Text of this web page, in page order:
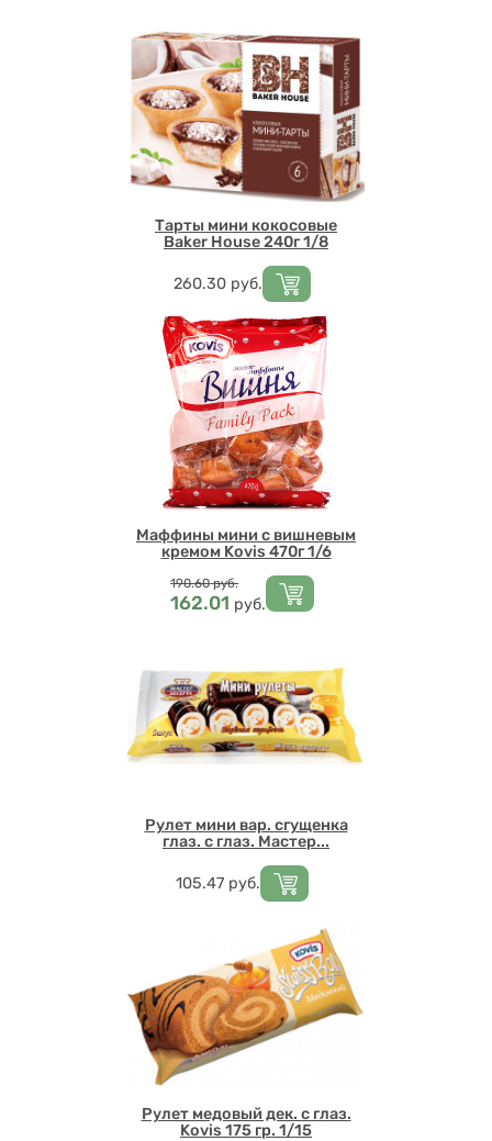
Тарты мини кокосовые
Baker House 240г 1/8
Цена
260.30 руб.
Маффины мини с вишневым
кремом Kovis 470г 1/6
Цена
190.60 руб.
162.01 руб.
Рулет мини вар. сгущенка
глаз. с глаз. Мастер...
Цена
105.47 руб.
Рулет медовый дек. с глаз.
Kovis 175 гр. 1/15